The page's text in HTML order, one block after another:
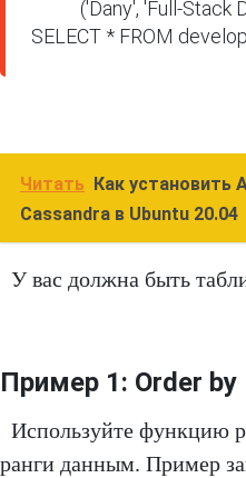
('Dany', 'Full-Stack
SELECT * FROM
Читать
Как установить
Cassandra в Ubuntu 20.04
У вас должна быть
Пример 1: Order by
Используйте функцию
ранги данным. Пример